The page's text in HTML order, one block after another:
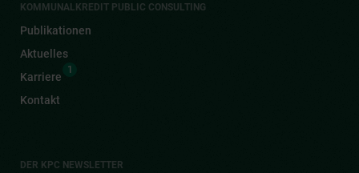
KOMMUNALKREDIT PUBLIC CONSULTING
Publikationen
Aktuelles
Karriere
1
Kontakt
DER KPC NEWSLETTER